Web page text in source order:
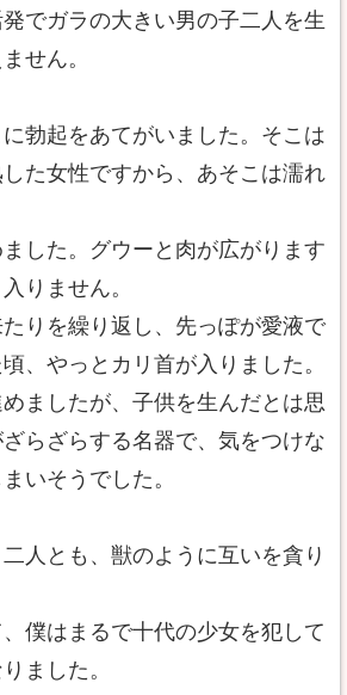
でガラの大きい男の子二人を生
せん。
勃起をあてがいました。そこは
た女性ですから、あそこは濡れ
した。グウーと肉が広がります
りません。
りを繰り返し、先っぽが愛液で
、やっとカリ首が入りました。
ましたが、子供を生んだとは思
らざらする名器で、気をつけな
いそうでした。
人とも、獣のように互いを貪り
僕はまるで十代の少女を犯して
ました。